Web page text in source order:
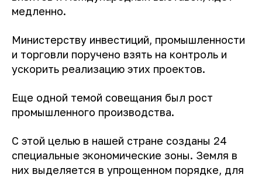
медленно.
Министерству инвестиций, промышленности
и торговли поручено взять на контроль и
ускорить реализацию этих проектов.
Еще одной темой совещания был рост
промышленного производства.
С этой целью в нашей стране созданы 24
специальные экономические зоны. Земля в
них выделяется в упрощенном порядке, для